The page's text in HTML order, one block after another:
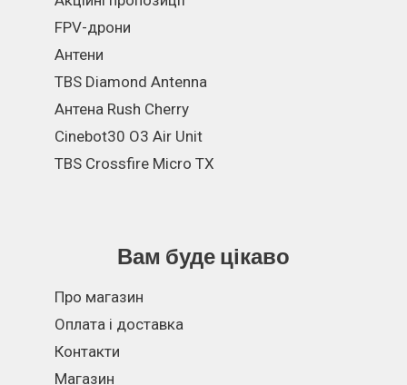
FPV-дрони
Антени
TBS Diamond Antenna
Антена Rush Cherry
Cinebot30 O3 Air Unit
TBS Crossfire Micro TX
Вам буде цікаво
Про магазин
Оплата і доставка
Контакти
Магазин